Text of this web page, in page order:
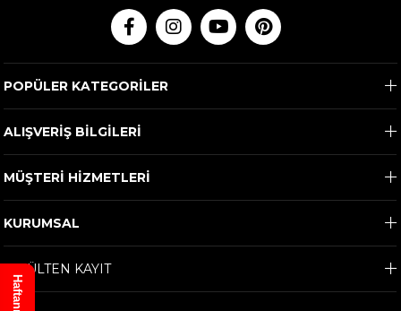
POPÜLER KATEGORİLER
ALIŞVERİŞ BİLGİLERİ
MÜŞTERİ HİZMETLERİ
KURUMSAL
E-BÜLTEN KAYIT